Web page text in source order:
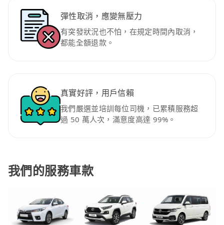
彈性取消，應變無壓力
有突發狀況也不怕，在規定時間內取消，
都能全額退款。
真實好評，用戶信賴
我們嚴選並培訓每位司機，已累積服務超
過 50 萬人次，滿意度高達 99%。
我們的服務車款